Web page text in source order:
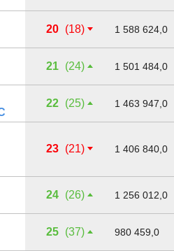
20 (18) 1 588 624,0
21 (24) 1 501 484,0
22 (25) 1 463 947,0
23 (21) 1 406 840,0
24 (26) 1 256 012,0
25 (37) 980 459,0